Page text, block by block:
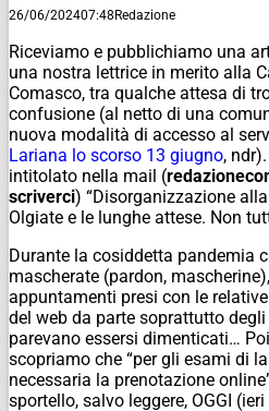
26/06/202407:48Redazione
Riceviamo e pubblichiamo una
una nostra lettrice in merito alla
Comasco, tra qualche attesa di
confusione (al netto di una
nuova modalità di accesso al
Lariana lo scorso 13 giugno, ndr
intitolato nella mail (
scriverci) “Disorganizzazione
Olgiate e le lunghe attese. Non
Durante la cosiddetta pandemia
mascherate (pardon,
appuntamenti presi con le
del web da parte soprattutto
parevano essersi dimenticati…
scopriamo che “per gli esami di
necessaria la prenotazione
sportello, salvo leggere, OGGI